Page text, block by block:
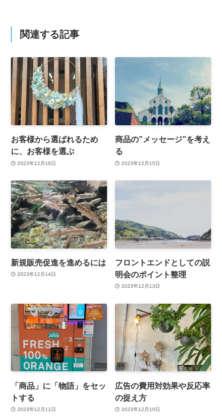
関連する記事
お客様から選ばれるため
に、お客様を選ぶ
2023年12月16日
商品の”メッセージ”を考え
る
2023年12月15日
新規販売促進を進めるには
2023年12月14日
フロントエンドとしての説
明会のポイント整理
2023年12月13日
「商品」に「物語」をセッ
トする
2023年12月11日
広告の費用対効果や反応率
の捉え方
2023年12月10日